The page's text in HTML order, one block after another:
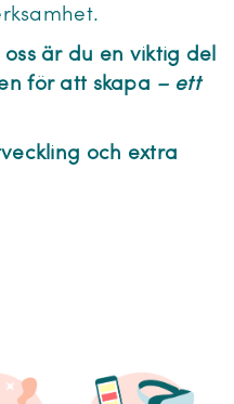
oss är du en viktig del
för att skapa – ett
och extra